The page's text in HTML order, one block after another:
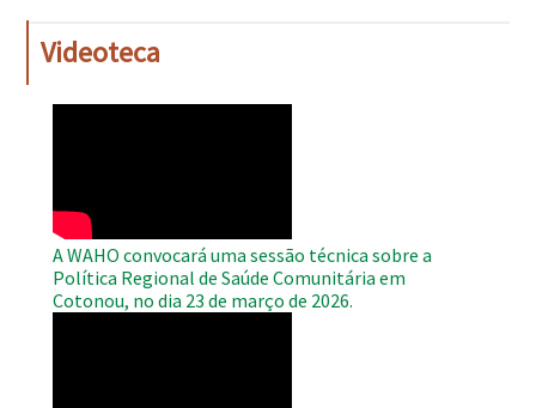
Videoteca
A WAHO convocará uma sessão técnica sobre a
Política Regional de Saúde Comunitária em
Cotonou, no dia 23 de março de 2026.